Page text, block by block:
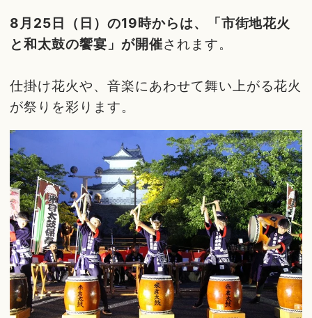
8月25日（日）の19時からは、「市街地花火
と和太鼓の饗宴」が開催されます。
仕掛け花火や、音楽にあわせて舞い上がる花火
が祭りを彩ります。